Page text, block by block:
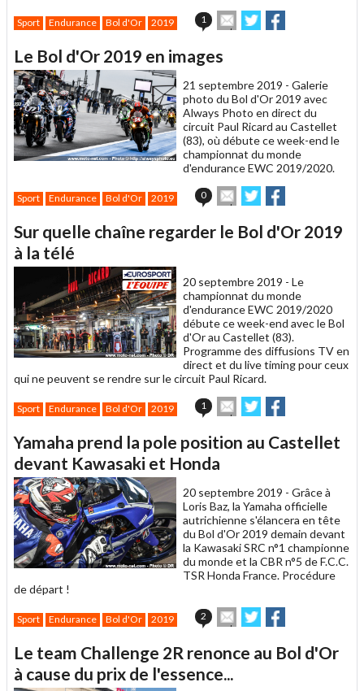
Sport Endurance Bol d'Or 2019 1
Envoyer
cet
à
ami
Partager
sur sur
Le Bol d'Or 2019 en images
21 septembre 2019 - Galerie
photo du Bol d'Or 2019 avec
Always Photo en direct du
circuit Paul Ricard au Castellet
(83), où débute ce week-end le
championnat du monde
d'endurance EWC 2019/2020.
Sport Endurance Bol d'Or 2019 0
Envoyer
cet
Partager
sur sur
Sur quelle chaîne regarder le Bol d'Or 2019
à la télé
20 septembre 2019 - Le
championnat du monde
d'endurance EWC 2019/2020
débute ce week-end avec le Bol
d'Or au Castellet (83).
Programme des diffusions TV en
direct et du live timing pour ceux
qui ne peuvent se rendre sur le circuit Paul Ricard.
Sport Endurance Bol d'Or 2019 1
Envoyer
cet
à
un
ami
Partager
sur sur
Yamaha prend la pole position au Castellet
devant Kawasaki et Honda
20 septembre 2019 - Grâce à
Loris Baz, la Yamaha officielle
autrichienne s'élancera en tête
du Bol d'Or 2019 demain devant
la Kawasaki SRC n°1 championne
du monde et la CBR n°5 de F.C.C.
TSR Honda France. Procédure
de départ !
Sport Endurance Bol d'Or 2019 2
Envoyer
cet
à
un
ami
Partager
sur sur
Le team Challenge 2R renonce au Bol d'Or
à cause du prix de l'essence...